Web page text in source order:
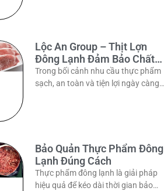
Lộc An Group – Thịt Lợn
Đông Lạnh Đảm Bảo Chất
Lượng
Trong bối cảnh nhu cầu thực phẩm
sạch, an toàn và tiện lợi ngày càng
Bảo Quản Thực Phẩm Đông
Lạnh Đúng Cách
Thực phẩm đông lạnh là giải pháp
hiệu quả để kéo dài thời gian bảo